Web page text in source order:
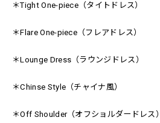
＊Tight One-piece（タイトドレス）
＊Flare One-piece（フレアドレス）
＊Lounge Dress（ラウンジドレス）
＊Chinse Style（チャイナ風）
＊Off Shoulder（オフショルダードレス）